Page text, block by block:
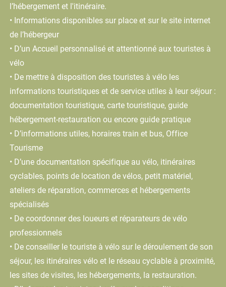
l’hébergement et l'itinéraire.
• Informations disponibles sur place et sur le site internet
de l’hébergeur
• D’un Accueil personnalisé et attentionné aux touristes à
vélo
• De mettre à disposition des touristes à vélo les
informations touristiques et de service utiles à leur séjour :
documentation touristique, carte touristique, guide
hébergement-restauration ou encore guide pratique
• D’informations utiles, horaires train et bus, Office
Tourisme
• D’une documentation spécifique au vélo, itinéraires
cyclables, points de location de vélos, petit matériel,
ateliers de réparation, commerces et hébergements
spécialisés
• De coordonner des loueurs et réparateurs de vélo
professionnels
• De conseiller le touriste à vélo sur le déroulement de son
séjour, les itinéraires vélo et le réseau cyclable à proximité,
les sites de visites, les hébergements, la restauration.